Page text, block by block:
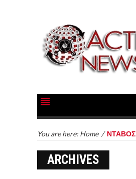
You are here: Home / ΝΤΑΒΟΣ
ARCHIVES